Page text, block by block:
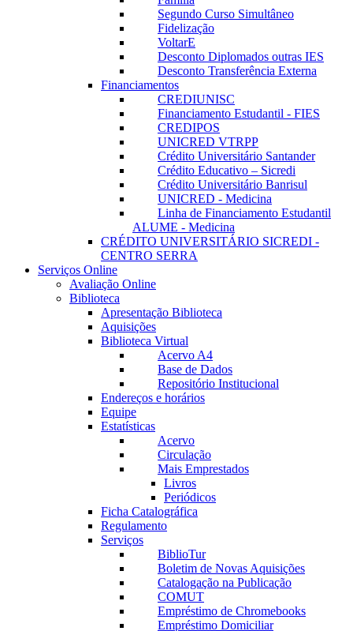
Segundo Curso Simultâneo
Fidelização
VoltarE
Desconto Diplomados outras IES
Desconto Transferência Externa
Financiamentos
CREDIUNISC
Financiamento Estudantil - FIES
CREDIPOS
UNICRED VTRPP
Crédito Universitário Santander
Crédito Educativo – Sicredi
Crédito Universitário Banrisul
UNICRED - Medicina
Linha de Financiamento Estudantil
ALUME - Medicina
CRÉDITO UNIVERSITÁRIO SICREDI -
CENTRO SERRA
Serviços Online
Avaliação Online
Biblioteca
Apresentação Biblioteca
Aquisições
Biblioteca Virtual
Acervo A4
Base de Dados
Repositório Institucional
Endereços e horários
Equipe
Estatísticas
Acervo
Circulação
Mais Emprestados
Livros
Periódicos
Ficha Catalográfica
Regulamento
Serviços
BiblioTur
Boletim de Novas Aquisições
Catalogação na Publicação
COMUT
Empréstimo de Chromebooks
Empréstimo Domiciliar